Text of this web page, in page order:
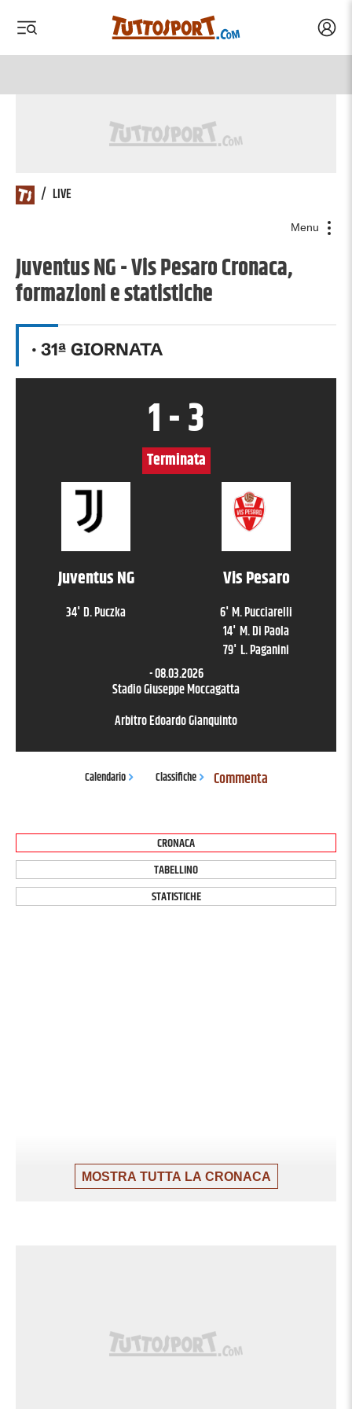
/ LIVE
Menu
Juventus NG - Vis Pesaro Cronaca,
formazioni e statistiche
· 31ª GIORNATA
Juventus NG
34' D. Puczka
Vis Pesaro
6' M. Pucciarelli
14' M. Di Paola
79' L. Paganini
1-3
Terminata
-08.03.2026
Stadio Giuseppe Moccagatta
ArbitroEdoardo Gianquinto
Calendario Classifiche Commenta
CRONACA
TABELLINO
STATISTICHE
MOSTRA TUTTA LA CRONACA